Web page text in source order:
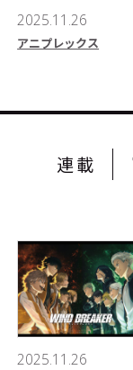
2025.11.26
アニプレックス
連載
2025.11.26